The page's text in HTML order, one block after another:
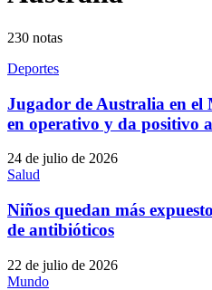
230 notas
Deportes
Jugador de Australia en el
en operativo y da positivo
24 de julio de 2026
Salud
Niños quedan más
de antibióticos
22 de julio de 2026
Mundo